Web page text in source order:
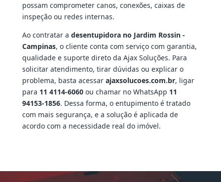
possam comprometer canos, conexões, caixas de
inspeção ou redes internas.
Ao contratar a desentupidora no Jardim Rossin -
Campinas, o cliente conta com serviço com garantia,
qualidade e suporte direto da Ajax Soluções. Para
solicitar atendimento, tirar dúvidas ou explicar o
problema, basta acessar ajaxsolucoes.com.br, ligar
para 11 4114-6060ou chamar no WhatsApp 11
94153-1856. Dessa forma, o entupimento é tratado
com mais segurança, e a solução é aplicada de
acordo com a necessidade real do imóvel.